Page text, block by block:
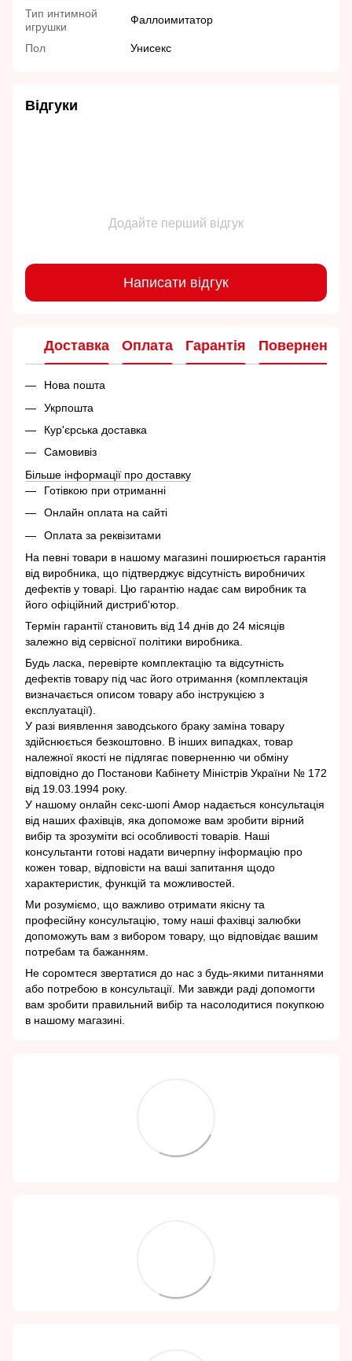
Тип интимной
игрушки
Фаллоимитатор
Пол Унисекс
Відгуки
Додайте перший відгук
Написати відгук
Доставка Оплата Гарантія Повернення
Нова пошта
Укрпошта
Кур'єрська доставка
Самовивіз
Більше інформації про доставку
Готівкою при отриманні
Онлайн оплата на сайті
Оплата за реквізитами
На певні товари в нашому магазині поширюється гарантія
від виробника, що підтверджує відсутність виробничих
дефектів у товарі. Цю гарантію надає сам виробник та
його офіційний дистриб'ютор.
Термін гарантії становить від 14 днів до 24 місяців
залежно від сервісної політики виробника.
Будь ласка, перевірте комплектацію та відсутність
дефектів товару під час його отримання (комплектація
визначається описом товару або інструкцією з
експлуатації).
У разі виявлення заводського браку заміна товару
здійснюється безкоштовно. В інших випадках, товар
належної якості не підлягає поверненню чи обміну
відповідно до Постанови Кабінету Міністрів України № 172
від 19.03.1994 року.
У нашому онлайн секс-шопі Амор надається консультація
від наших фахівців, яка допоможе вам зробити вірний
вибір та зрозуміти всі особливості товарів. Наші
консультанти готові надати вичерпну інформацію про
кожен товар, відповісти на ваші запитання щодо
характеристик, функцій та можливостей.
Ми розуміємо, що важливо отримати якісну та
професійну консультацію, тому наші фахівці залюбки
допоможуть вам з вибором товару, що відповідає вашим
потребам та бажанням.
Не соромтеся звертатися до нас з будь-якими питаннями
або потребою в консультації. Ми завжди раді допомогти
вам зробити правильний вибір та насолодитися покупкою
в нашому магазині.